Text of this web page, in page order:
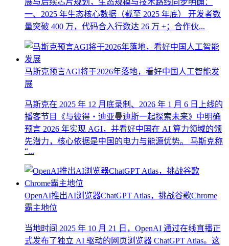
展与后续芯片规划，生态规模与技术路线同步明确：
一、2025 年生态核心数据（截至 2025 年底） 开发者数
量突破 400 万，代码合入行数达 26 万 +；合作伙...
马斯克预言AGI将于2026年落地，看好中国人工智能发
展
马斯克在 2025 年 12 月底录制、2026 年 1 月 6 日上线的
播客节目《与彼得・迪亚曼迪斯一起探索未来》中明确
预言 2026 年实现 AGI，并看好中国在 AI 算力领域的领
先潜力，核心依据是中国的电力与能源优势。 马斯克称
“...
OpenAI推出AI浏览器ChatGPT Atlas，挑战谷歌Chrome
霸主地位
当地时间 2025 年 10 月 21 日，OpenAI 通过在线直播正
式发布了独立 AI 驱动的网页浏览器 ChatGPT Atlas。这